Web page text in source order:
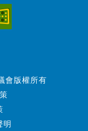
會版權所有
明